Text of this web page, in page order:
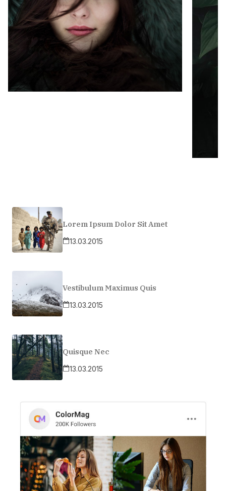
Lorem Ipsum Dolor Sit Amet
13.03.2015
Vestibulum Maximus Quis
13.03.2015
Quisque Nec
13.03.2015